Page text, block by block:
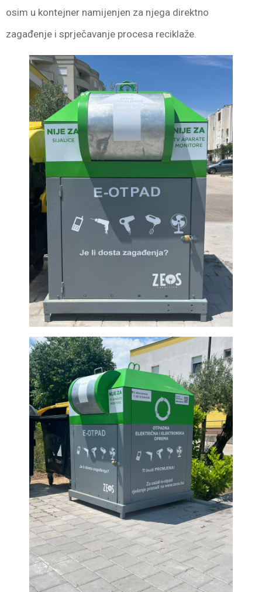
osim u kontejner namijenjen za njega direktno
zagađenje i sprječavanje procesa reciklaže.